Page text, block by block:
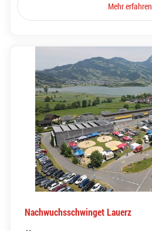
Mehr erfahren
Nachwuchsschwinget Lauerz